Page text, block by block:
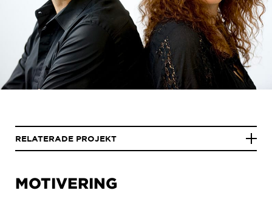
MOTIVERING
RELATERADE PROJEKT